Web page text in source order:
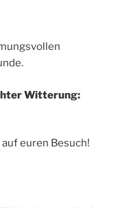
Witterung:
euren Besuch!